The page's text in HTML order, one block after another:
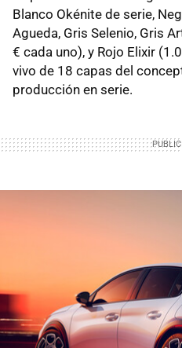
Blanco Okénite de serie,
Agueda, Gris Selenio, Gris
€ cada uno), y Rojo Elixir
vivo de 18 capas del
producción en serie.